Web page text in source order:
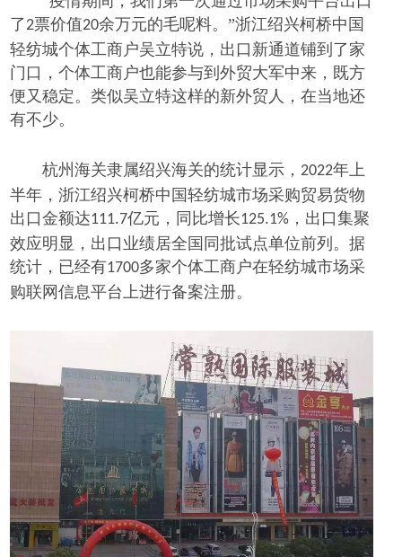
了2票价值20余万元的毛呢料。”浙江绍兴柯桥中国
轻纺城个体工商户吴立特说，出口新通道铺到了家
门口，个体工商户也能参与到外贸大军中来，既方
便又稳定。类似吴立特这样的新外贸人，在当地还
有不少。
杭州海关隶属绍兴海关的统计显示， 2022年上
半年，浙江绍兴柯桥中国轻纺城市场采购贸易货物
出口金额达111.7亿元，同比增长125.1% ，出口集聚
效应明显，出口业绩居全国同批试点单位前列。据
统计，已经有1700多家个体工商户在轻纺城市场采
购联网信息平台上进行备案注册。